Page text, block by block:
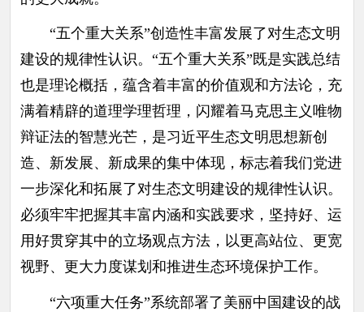
“五个重大关系”创造性丰富发展了对生态文明
建设的规律性认识。“五个重大关系”既是实践总结
也是理论概括，蕴含着丰富的价值观和方法论，充
满着精辟的道理学理哲理，闪耀着马克思主义唯物
辩证法的智慧光芒，是习近平生态文明思想新创
造、新发展、新成果的集中体现，标志着我们党进
一步深化和拓展了对生态文明建设的规律性认识。
必须牢牢把握其丰富内涵和实践要求，坚持好、运
用好贯穿其中的立场观点方法，以更高站位、更宽
视野、更大力度谋划和推进生态环境保护工作。
“六项重大任务”系统部署了美丽中国建设的战